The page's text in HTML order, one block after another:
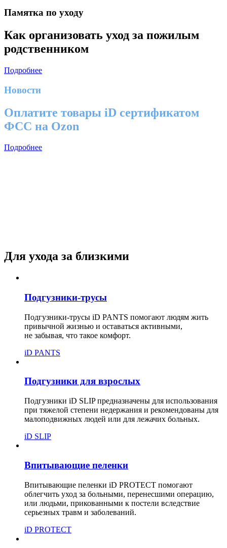
Памятка по уходу
Как организовать уход за пожилым
родственником
Подробнее
Новости
Оплатите товары iD сертификатом
ФСС на Ozon
Подробнее
Для ухода за близкими
Подгузники-трусы
Подгузники-трусы iD PANTS помогают людям жить
привычной жизнью и оставаться активными,
не забывая, что такое комфорт.
iD PANTS
Подгузники для взрослых
Подгузники iD SLIP предназначены для использования
при тяжелой степени недержания и рекомендованы для
малоподвижных людей или для лежачих больных.
iD SLIP
Впитывающие пеленки
Впитывающие пеленки iD PROTECT помогают
облегчить уход за больными, перенесшими операцию,
или людьми, прикованными к постели вследствие
серьезных травм и заболеваний.
iD PROTECT